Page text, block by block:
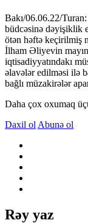
Bakı/06.06.22/
büdcəsinə dəyişiklik
ötən həftə keçirilmiş
İlham Əliyevin
iqtisadiyyatındakı
əlavələr edilməsi ilə
bağlı müzakirələr
Daha çox oxumaq
Daxil ol Abunə ol
Rəy yaz